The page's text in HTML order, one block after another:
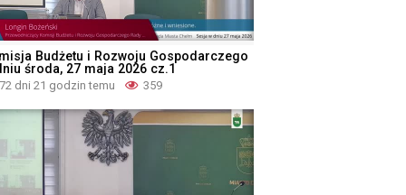
Budżetu i Rozwoju Gospodarczego
środa, 27 maja 2026 cz.1
72 dni 21 godzin temu 359